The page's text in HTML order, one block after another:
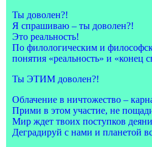
Ты доволен?!
Я спрашиваю – ты доволен?!
Это реальность!
По филологическим и
понятия «реальность» и «конец
Ты ЭТИМ доволен?!
Облачение в ничтожество –
Прими в этом участие, не
Мир ждет твоих поступков
Деградируй с нами и планетой